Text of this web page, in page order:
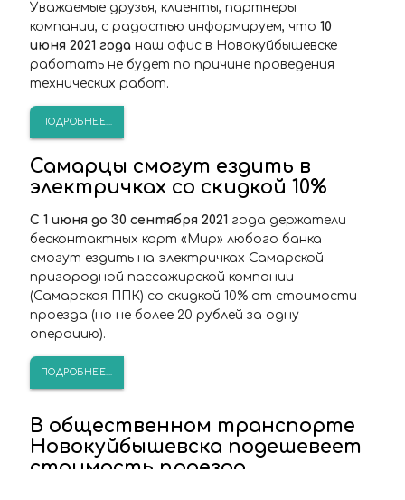
Уважаемые друзья, клиенты, партнеры
компании, с радостью информируем, что 10
июня 2021 года наш офис в Новокуйбышевске
работать не будет по причине проведения
технических работ.
ПОДРОБНЕЕ...
Самарцы смогут ездить в
электричках со скидкой 10%
C 1 июня до 30 сентября 2021 года держатели
бесконтактных карт «Мир» любого банка
смогут ездить на электричках Самарской
пригородной пассажирской компании
(Самарская ППК) со скидкой 10% от стоимости
проезда (но не более 20 рублей за одну
операцию).
ПОДРОБНЕЕ...
В общественном транспорте
Новокуйбышевска подешевеет
стоимость проезда